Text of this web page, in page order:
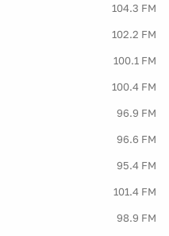
104.3 FM
102.2 FM
100.1 FM
100.4 FM
96.9 FM
96.6 FM
95.4 FM
101.4 FM
98.9 FM